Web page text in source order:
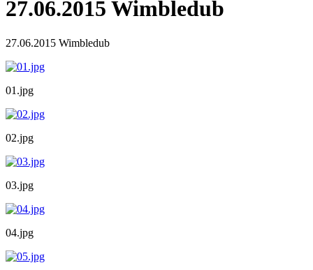
27.06.2015 Wimbledub
27.06.2015 Wimbledub
01.jpg
02.jpg
03.jpg
04.jpg